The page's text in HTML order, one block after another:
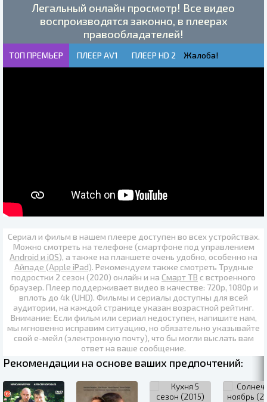
Легальный онлайн просмотр! Все видео
воспроизводятся законно, в плеерах
правообладателей!
ТОП ПРЕМЬЕР ПЛЕЕР AV1 ПЛЕЕР HD 2 Жалоба!
Сериал и фильм в нашем плеере доступен во всех устройствах.
Можно смотреть на телефоне (смартфоне под управлением
Android и iOS), а также на планшете очень удобно, особенно на
Айпаде (Apple iPad). Рекомендуем также смотреть Трудные
подростки 2 сезон (2020) онлайн и на Смарт ТВ с встроенного
браузер. Плеер поддерживает видео в качестве: 720p, 1080p и
вплоть до 4k (UHD). Фильмы и сериалы доступны для всей
аудитории, на каждой странице указан возрастной рейтинг.
Внимание: Если фильм или сериал недоступен, напишите нам,
мы мгновенно исправим ситуацию, но обязательно указывайте
свой е-мейл (электронную почту), что бы могли выслать вам
ответ на ваше сообщение.
Рекомендации на основе ваших предпочтений: